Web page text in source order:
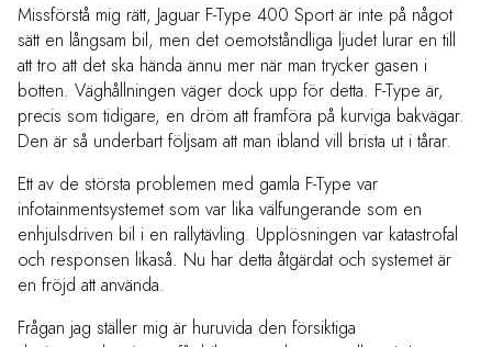
Missförstå mig rätt, Jaguar F-Type 400 Sport är inte på något
sätt en långsam bil, men det oemotståndliga ljudet lurar en till
att tro att det ska hända ännu mer när man trycker gasen i
botten. Väghållningen väger dock upp för detta. F-Type är,
precis som tidigare, en dröm att framföra på kurviga bakvägar.
Den är så underbart följsam att man ibland vill brista ut i tårar.
Ett av de största problemen med gamla F-Type var
infotainmentsystemet som var lika välfungerande som en
enhjulsdriven bil i en rallytävling. Upplösningen var katastrofal
och responsen likaså. Nu har detta åtgärdat och systemet är
en fröjd att använda.
Frågan jag ställer mig är huruvida den försiktiga